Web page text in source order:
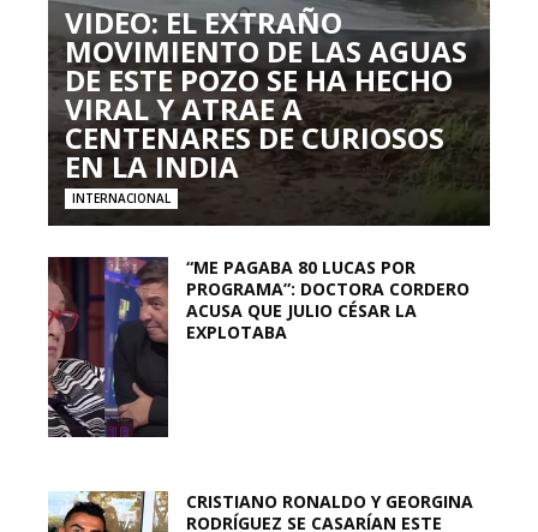
VIDEO: EL EXTRAÑO
MOVIMIENTO DE LAS AGUAS
DE ESTE POZO SE HA HECHO
VIRAL Y ATRAE A
CENTENARES DE CURIOSOS
EN LA INDIA
INTERNACIONAL
“ME PAGABA 80 LUCAS POR
PROGRAMA”: DOCTORA CORDERO
ACUSA QUE JULIO CÉSAR LA
EXPLOTABA
CRISTIANO RONALDO Y GEORGINA
RODRÍGUEZ SE CASARÍAN ESTE